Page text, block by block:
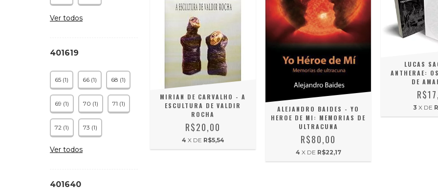
Ver todos
401619
65 (1) 66 (1) 68 (1)
69 (1) 70 (1) 71 (1)
72 (1) 73 (1)
Ver todos
401640
MIRIAN DE CARVALHO - A
ESCULTURA DE VALDIR
ROCHA
R$20,00
4 X DE R$5,54
ALEJANDRO BAIDES - YO
HEROE DE MI: MEMORIAS DE
ULTRACUNA
R$80,00
4 X DE R$22,17
LUCAS
ANTHERAE:
DE
3 X DE